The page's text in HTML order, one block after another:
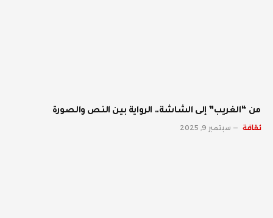
من “الغريب” إلى الشاشة.. الرواية بين النص والصورة
ثقافة سبتمبر 9, 2025